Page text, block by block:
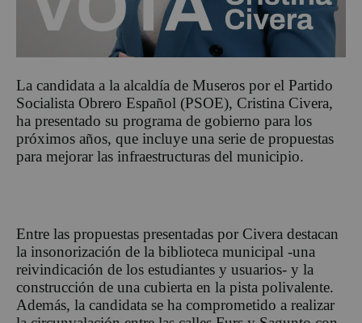
La candidata a la alcaldía de Museros por el Partido
Socialista Obrero Español (PSOE), Cristina Civera,
ha presentado su programa de gobierno para los
próximos años, que incluye una serie de propuestas
para mejorar las infraestructuras del municipio.
Entre las propuestas presentadas por Civera destacan
la insonorización de la biblioteca municipal -una
reivindicación de los estudiantes y usuarios- y la
construcción de una cubierta en la pista polivalente.
Además, la candidata se ha comprometido a realizar